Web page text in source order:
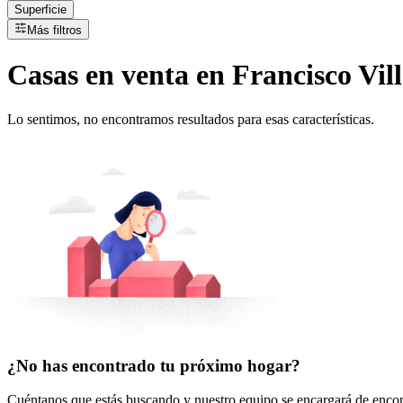
Superficie
Más filtros
Casas en venta en Francisco
Lo sentimos, no encontramos resultados para esas características.
¿No has encontrado tu próximo hogar?